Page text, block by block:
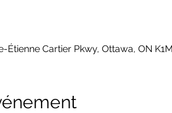
Étienne Cartier Pkwy, Ottawa, ON